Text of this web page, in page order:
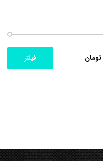
فیلتر